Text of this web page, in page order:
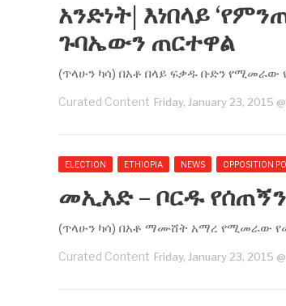
አንድነት| እነበላይ
ጉባኤውን ጠርተዋል
(ጥላሁን ካሳ) በአቶ በላይ ፍቃዱ ቡድን የሚመራው
Curated Content Friday, January 23, 2015
ELECTION ETHIOPIA NEWS OPPOSITION
መኢአድ – ቦርዱ
(ጥላሁን ካሳ) በአቶ ማሙሸት አማረ የሚመራው
Curated Content Friday, January 23, 2015